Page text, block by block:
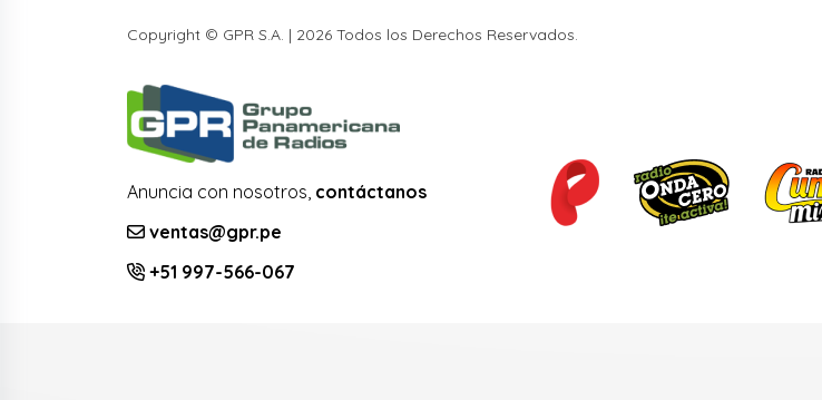
Copyright © GPR S.A. | 2026 Todos los Derechos Reservados.
Anuncia con nosotros, contáctanos
ventas@gpr.pe
+51 997-566-067